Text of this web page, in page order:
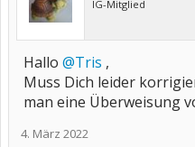
IG-Mitglied
Hallo @Tris ,
Muss Dich leider
man eine Überweisung
4. März 2022